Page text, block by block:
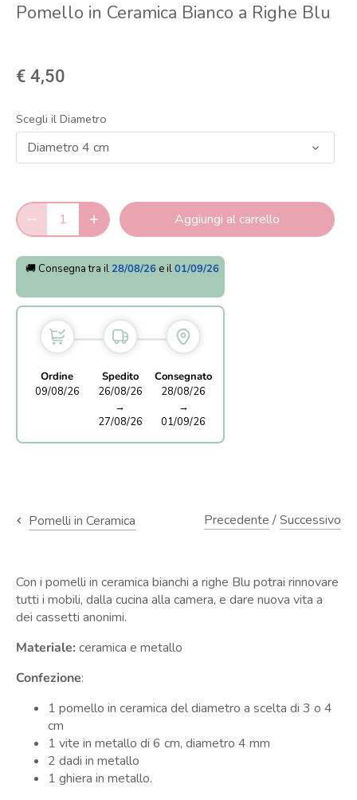
Pomello in Ceramica Bianco a Righe Blu
€ 4,50
Scegli il Diametro
Diametro 4 cm
Aggiungi al carrello
🚚 Consegna tra il 28/08/26 e il01/09/26
Ordine
09/08/26
Spedito
26/08/26
→
27/08/26
Consegnato
28/08/26
→
01/09/26
Pomelli in Ceramica Precedente /Successivo
Con i pomelli in ceramica bianchi a righe Blu potrai rinnovare
tutti i mobili, dalla cucina alla camera, e dare nuova vita a
dei cassetti anonimi.
Materiale: ceramica e metallo
Confezione:
1 pomello in ceramica del diametro a scelta di 3 o 4
cm
1 vite in metallo di 6 cm, diametro 4 mm
2 dadi in metallo
1 ghiera in metallo.